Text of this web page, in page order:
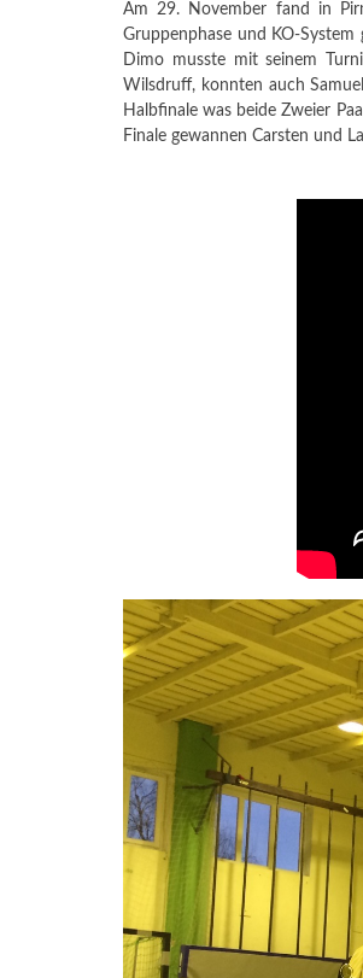
Am 29. November fand in
Gruppenphase und KO-
Dimo musste mit seinem
Wilsdruff, konnten auch
Halbfinale was beide Zweier
Finale gewannen Carsten und